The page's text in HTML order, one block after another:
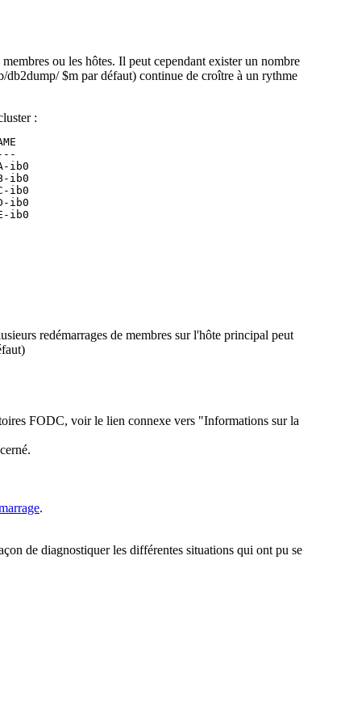
membres ou les hôtes. Il peut cependant exister un nombre
db2dump/ $m par défaut) continue de croître à un rythme
:
ib0
ib0
ib0
ib0
ib0
redémarrages de membres sur l'hôte principal peut
FODC, voir le lien connexe vers "Informations sur la
.
de diagnostiquer les différentes situations qui ont pu se